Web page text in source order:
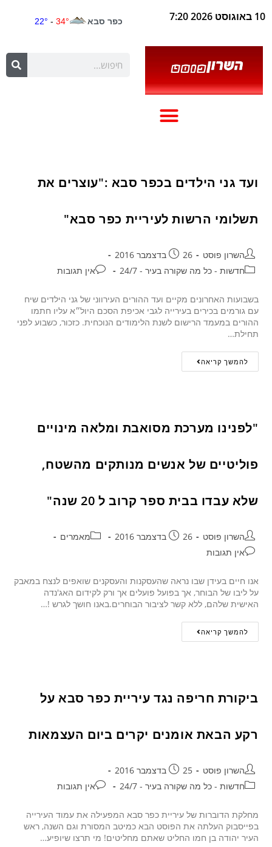
10 באוגוסט 2026 7:20
ועד גני הילדים בכפר סבא :"עוצרים את
תשלומי הרשות לעיריית כפר סבא"
השרון פוסט
26 בדצמבר 2016
חדשות - כל מה שקורה בעיר - 24/7
אין תגובות
בשבועות האחרונים מקיים ועד ההורים העירווני של גני הילדים שיח
עם גורמים בכירים בעירייה לגבי אכיפת הסכם היול״א עליו חתמו
ההורים במעמד הרישום לשנת הלימודים הנוכחית. כזכור, כשבוע לפני
תחילת…
להמשך קריאה
"לפנינו מערכת מסואבת ומלאה מינויים
פוליטיים של אנשים מנותקים מהשטח,
שלא עבדו בבית ספר קרוב ל 20 שנה"
השרון פוסט 26 בדצמבר 2016
מאמרים
אין תגובות
אנו חיים בעידן שבו נראה שהעסקנות והעסקנים שואפים לנצח במאבק
על ליבו של הבוחר, אך בפועל פועלים אך ורק לקידום האג'נדה
האישית שלהם, ללא קשר לציבור הבוחרים.באנו חושך לגרש !…
להמשך קריאה
ביקורת חריפה נגד עיריית כפר סבא על
רקע הבאת אומנים יקרים ביום העצמאות
השרון פוסט
25 בדצמבר 2016
חדשות - כל מה שקורה בעיר - 24/7
אין תגובות
מחלקת הדוברות של עיריית כפר סבא המפעילה את עמוד העירייה
בפייסבוק העלתה את הפוסט הבא כמיטב המסורת וגם השנה, ראש
העיר יהודה בן חמו החליט שאתם מחליטים! מי תרצו שיופיע…